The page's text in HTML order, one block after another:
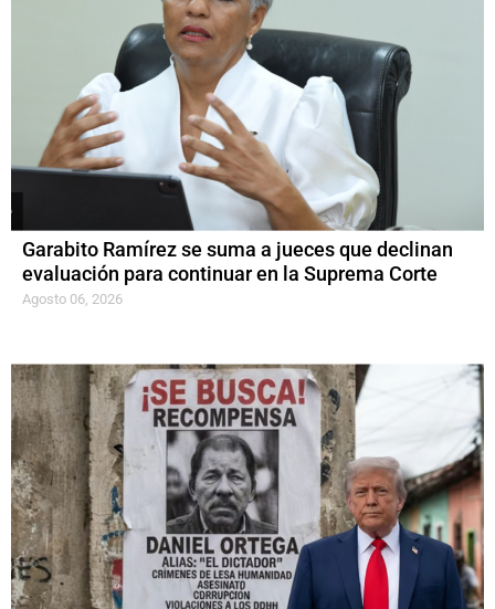
Garabito Ramírez se suma a jueces que declinan
evaluación para continuar en la Suprema Corte
Agosto 06, 2026